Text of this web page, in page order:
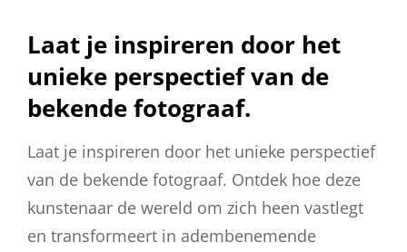
Laat je inspireren door het
unieke perspectief van de
bekende fotograaf.
Laat je inspireren door het unieke perspectief
van de bekende fotograaf. Ontdek hoe deze
kunstenaar de wereld om zich heen vastlegt
en transformeert in adembenemende